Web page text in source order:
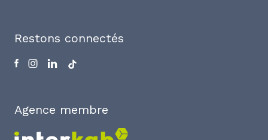
Restons connectés
Agence membre